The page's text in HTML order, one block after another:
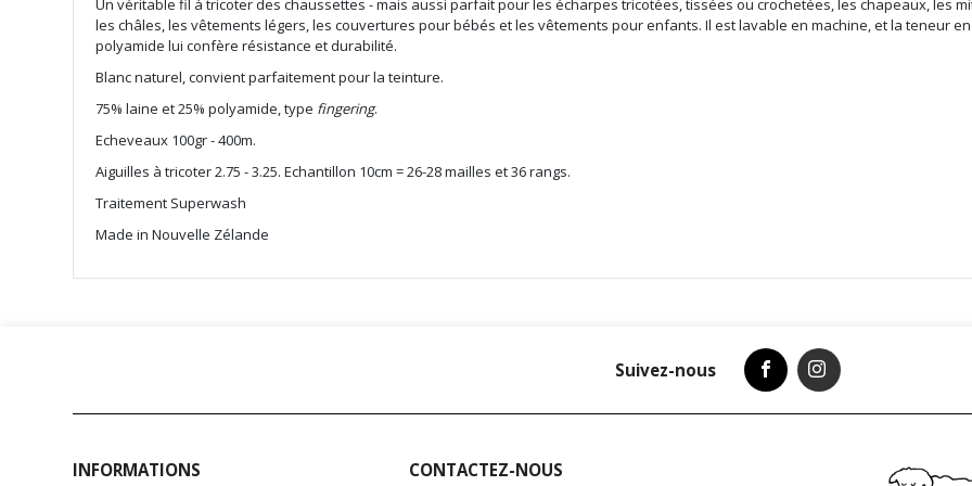
images
gallery
Un véritable fil à tricoter des chaussettes - mais aussi parfait pour les écharpes tricotées, tissées ou crochetées, les chapeaux, les
les châles, les vêtements légers, les couvertures pour bébés et les vêtements pour enfants. Il est lavable en machine, et la teneur en
polyamide lui confère résistance et durabilité.
Blanc naturel, convient parfaitement pour la teinture.
75% laine et 25% polyamide, type fingering.
Echeveaux 100gr - 400m.
Aiguilles à tricoter 2.75 - 3.25. Echantillon 10cm = 26-28 mailles et 36 rangs.
Traitement Superwash
Made in Nouvelle Zélande
Suivez-nous
INFORMATIONS CONTACTEZ-NOUS